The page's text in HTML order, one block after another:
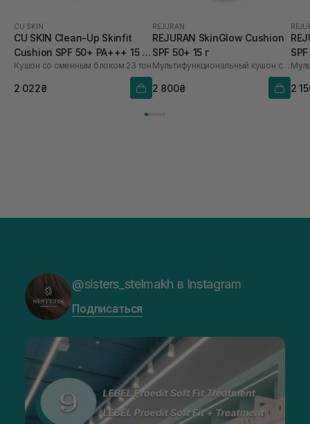
CU SKIN
CU SKIN Clean-Up Skinfit
Cushion SPF 50+ PA+++ 15 г
+ 15 г 23 тон
Кушон со сменным блоком 23 тон
2 022₴
REJURAN
REJURAN SkinGlow Cushion
SPF 50+ 15 г
Мультифункциональный кушон с полинуклеотидами
2 800₴ 2
@sisters_stelmakh в Instagram
Подписаться